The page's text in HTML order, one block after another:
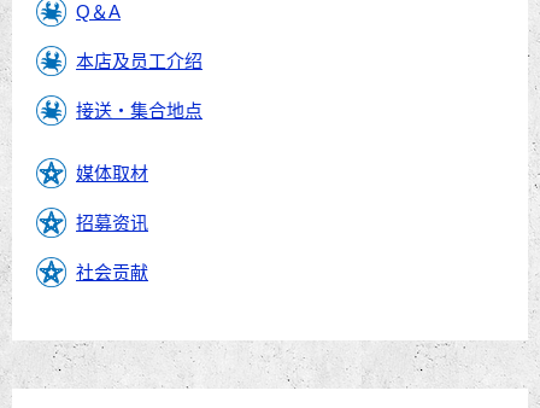
Q＆A
本店及员工介绍
接送・集合地点
媒体取材
招募资讯
社会贡献